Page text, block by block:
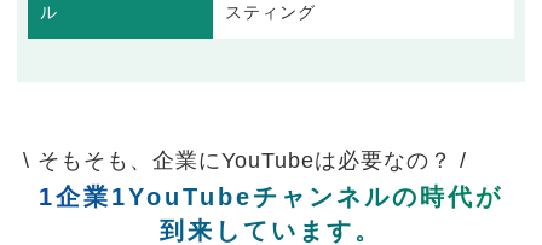
ル
スティング
\ そもそも、企業にYouTubeは必要なの？ /
1企業1YouTubeチャンネルの時代が
到来しています。